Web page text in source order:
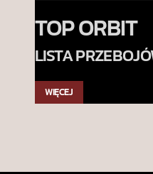
TOP ORBIT
LISTA
WIĘCEJ